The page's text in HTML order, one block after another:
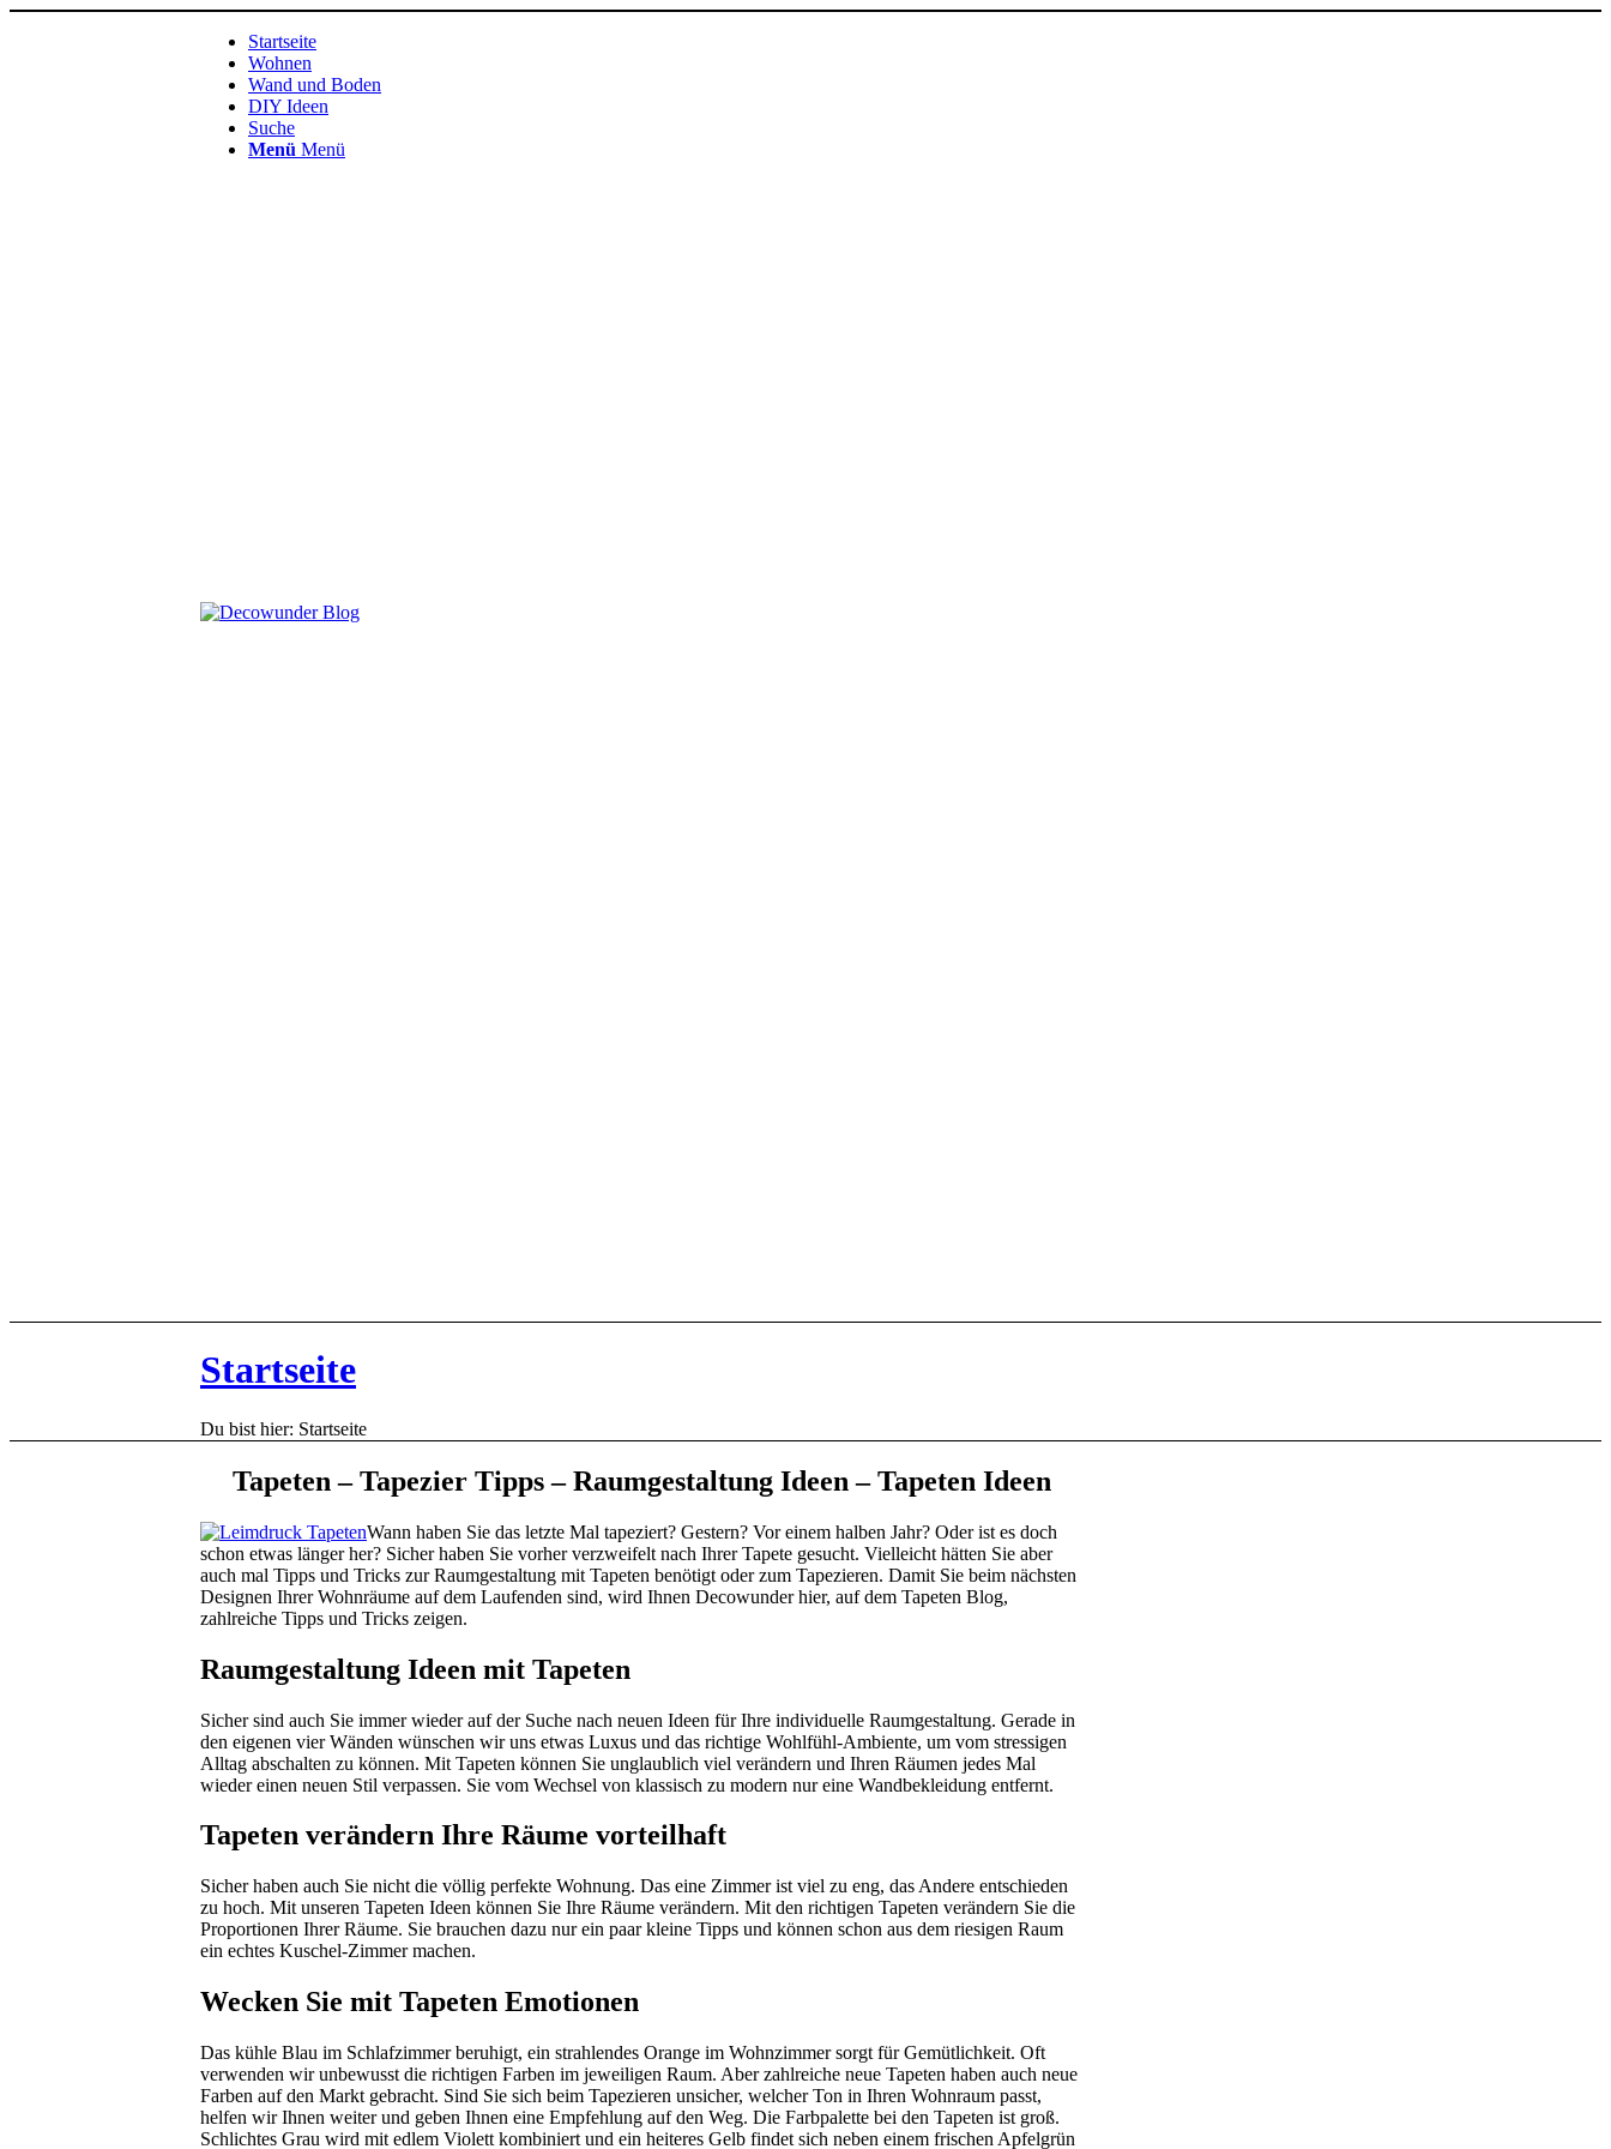
Startseite
Wohnen
Wand und Boden
DIY Ideen
Suche
Menü Menü
Startseite
Du bist hier: Startseite
Tapeten – Tapezier Tipps – Raumgestaltung Ideen – Tapeten Ideen
Wann haben Sie das letzte Mal tapeziert? Gestern? Vor einem halben Jahr? Oder ist es doch
schon etwas länger her? Sicher haben Sie vorher verzweifelt nach Ihrer Tapete gesucht. Vielleicht hätten Sie aber
auch mal Tipps und Tricks zur Raumgestaltung mit Tapeten benötigt oder zum Tapezieren. Damit Sie beim nächsten
Designen Ihrer Wohnräume auf dem Laufenden sind, wird Ihnen Decowunder hier, auf dem Tapeten Blog,
zahlreiche Tipps und Tricks zeigen.
Raumgestaltung Ideen mit Tapeten
Sicher sind auch Sie immer wieder auf der Suche nach neuen Ideen für Ihre individuelle Raumgestaltung. Gerade in
den eigenen vier Wänden wünschen wir uns etwas Luxus und das richtige Wohlfühl-Ambiente, um vom stressigen
Alltag abschalten zu können. Mit Tapeten können Sie unglaublich viel verändern und Ihren Räumen jedes Mal
wieder einen neuen Stil verpassen. Sie vom Wechsel von klassisch zu modern nur eine Wandbekleidung entfernt.
Tapeten verändern Ihre Räume vorteilhaft
Sicher haben auch Sie nicht die völlig perfekte Wohnung. Das eine Zimmer ist viel zu eng, das Andere entschieden
zu hoch. Mit unseren Tapeten Ideen können Sie Ihre Räume verändern. Mit den richtigen Tapeten verändern Sie die
Proportionen Ihrer Räume. Sie brauchen dazu nur ein paar kleine Tipps und können schon aus dem riesigen Raum
ein echtes Kuschel-Zimmer machen.
Wecken Sie mit Tapeten Emotionen
Das kühle Blau im Schlafzimmer beruhigt, ein strahlendes Orange im Wohnzimmer sorgt für Gemütlichkeit. Oft
verwenden wir unbewusst die richtigen Farben im jeweiligen Raum. Aber zahlreiche neue Tapeten haben auch neue
Farben auf den Markt gebracht. Sind Sie sich beim Tapezieren unsicher, welcher Ton in Ihren Wohnraum passt,
helfen wir Ihnen weiter und geben Ihnen eine Empfehlung auf den Weg. Die Farbpalette bei den Tapeten ist groß.
Schlichtes Grau wird mit edlem Violett kombiniert und ein heiteres Gelb findet sich neben einem frischen Apfelgrün